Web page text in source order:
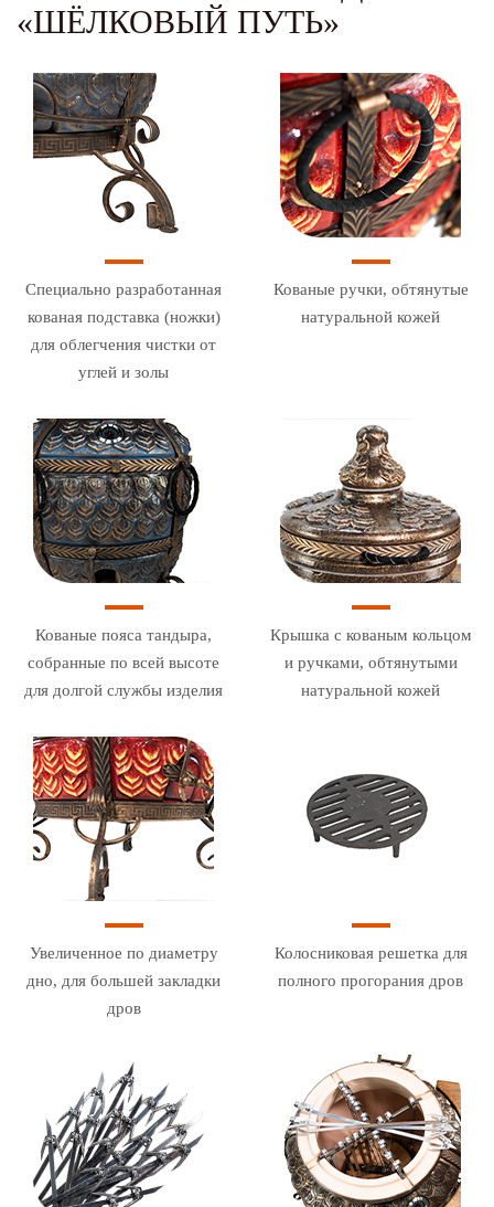
«ШЁЛКОВЫЙ ПУТЬ»
Специально разработанная
кованая подставка (ножки)
для облегчения чистки от
углей и золы
Кованые ручки, обтянутые
натуральной кожей
Кованые пояса тандыра,
собранные по всей высоте
для долгой службы изделия
Крышка с кованым кольцом
и ручками, обтянутыми
натуральной кожей
Увеличенное по диаметру
дно, для большей закладки
дров
Колосниковая решетка для
полного прогорания дров